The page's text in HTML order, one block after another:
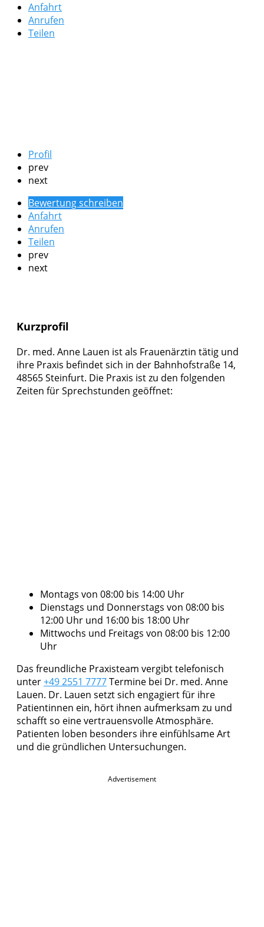
Anfahrt
Anrufen
Teilen
Profil
prev
next
Bewertung schreiben
Anfahrt
Anrufen
Teilen
prev
next
Kurzprofil
Dr. med. Anne Lauen ist als Frauenärztin tätig und
ihre Praxis befindet sich in der Bahnhofstraße 14,
48565 Steinfurt. Die Praxis ist zu den folgenden
Zeiten für Sprechstunden geöffnet:
Montags von 08:00 bis 14:00 Uhr
Dienstags und Donnerstags von 08:00 bis
12:00 Uhr und 16:00 bis 18:00 Uhr
Mittwochs und Freitags von 08:00 bis 12:00
Uhr
Das freundliche Praxisteam vergibt telefonisch
unter+49 2551 7777Termine bei Dr. med. Anne
Lauen. Dr. Lauen setzt sich engagiert für ihre
Patientinnen ein, hört ihnen aufmerksam zu und
schafft so eine vertrauensvolle Atmosphäre.
Patienten loben besonders ihre einfühlsame Art
und die gründlichen Untersuchungen.
Advertisement